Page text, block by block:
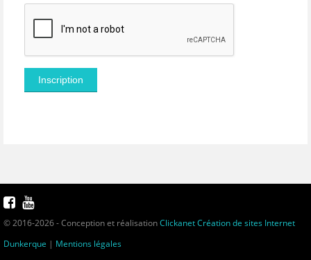
© 2016-2026 - Conception et réalisationClickanet Création de sites Internet
Dunkerque | Mentions légales